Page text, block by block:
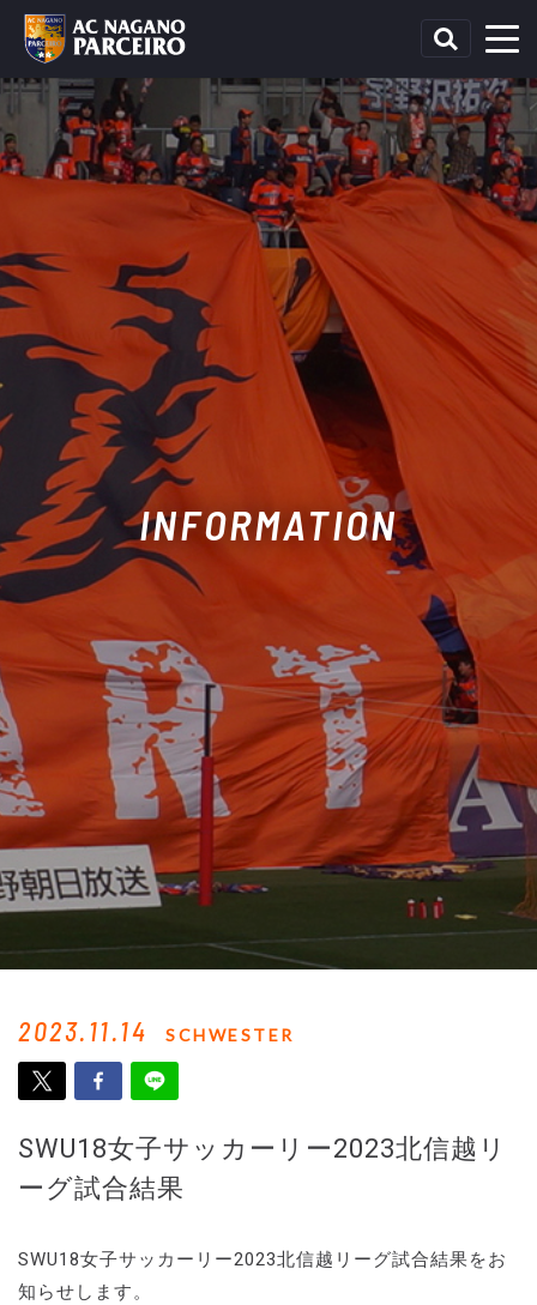
INFORMATION
2023.11.14 SCHWESTER
SWU18女子サッカーリー2023北信越リ
ーグ試合結果
SWU18女子サッカーリー2023北信越リーグ試合結果をお
知らせします。